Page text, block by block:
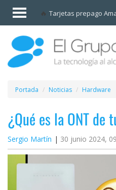
Tarjetas prepago
Invitado
Iniciar
sesión /
Registrarse
Esenciales
Móviles
Ofertas
Apps
Portada Noticias Hardware
¿Qué es la ONT de
Sergio Martín 30 junio 2024,